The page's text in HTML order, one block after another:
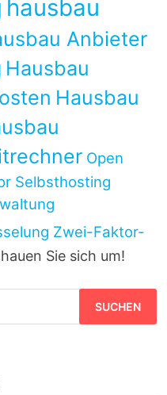
hausbau
Anbieter
Hausbau
Hausbau
Open
Selbsthosting
Zwei-Faktor-
Sie sich um!